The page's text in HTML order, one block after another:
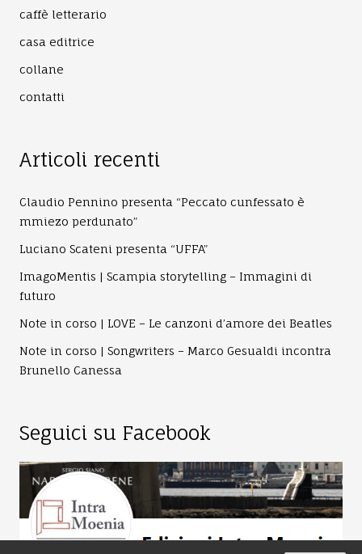
caffè letterario
casa editrice
collane
contatti
Articoli recenti
Claudio Pennino presenta “Peccato cunfessato è
mmiezo perdunato”
Luciano Scateni presenta “UFFA”
ImagoMentis | Scampia storytelling – Immagini di
futuro
Note in corso | LOVE – Le canzoni d’amore dei Beatles
Note in corso | Songwriters – Marco Gesualdi incontra
Brunello Canessa
Seguici su Facebook